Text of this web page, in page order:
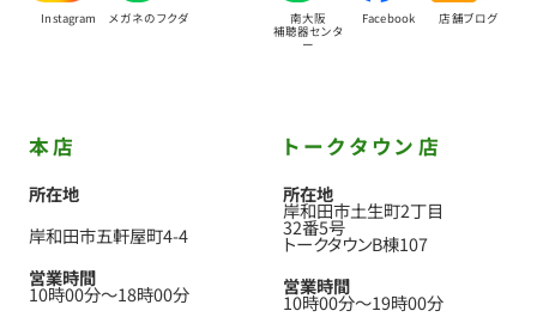
Instagram メガネのフクダ 南大阪
補聴器センタ
ー
Facebook 店舗ブログ
本店
所在地
岸和田市五軒屋町4-4
営業時間
10時00分〜18時00分
トークタウン店
所在地
岸和田市土生町2丁目
32番5号
トークタウンB棟107
営業時間
10時00分〜19時00分